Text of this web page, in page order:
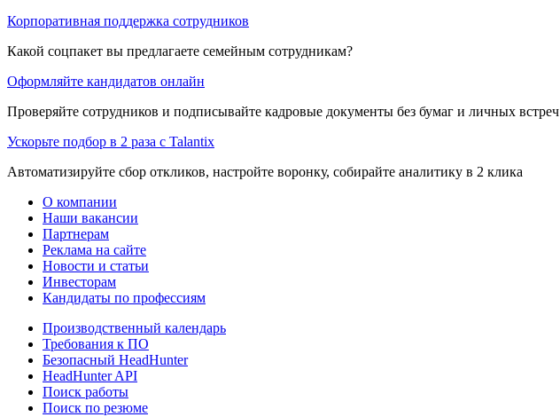
Корпоративная поддержка сотрудников
Какой соцпакет вы предлагаете семейным сотрудникам?
Оформляйте кандидатов онлайн
Проверяйте сотрудников и подписывайте кадровые документы без бумаг и личных встреч
Ускорьте подбор в 2 раза с Talantix
Автоматизируйте сбор откликов, настройте воронку, собирайте аналитику в 2 клика
О компании
Наши вакансии
Партнерам
Реклама на сайте
Новости и статьи
Инвесторам
Кандидаты по профессиям
Производственный календарь
Требования к ПО
Безопасный HeadHunter
HeadHunter API
Поиск работы
Поиск по резюме